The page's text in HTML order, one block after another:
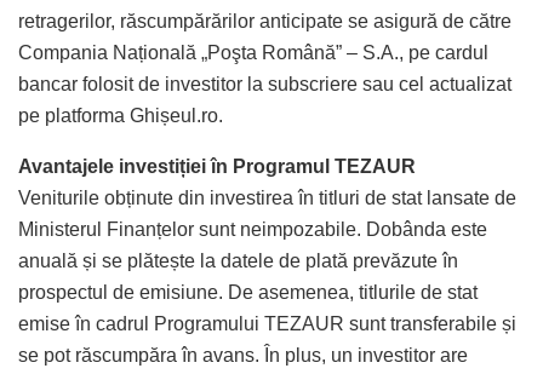
retragerilor, răscumpărărilor anticipate se asigură de către
Compania Națională „Poşta Română” – S.A., pe cardul
bancar folosit de investitor la subscriere sau cel actualizat
pe platforma Ghișeul.ro.
Avantajele investiției în Programul TEZAUR
Veniturile obținute din investirea în titluri de stat lansate de
Ministerul Finanțelor sunt neimpozabile. Dobânda este
anuală și se plătește la datele de plată prevăzute în
prospectul de emisiune. De asemenea, titlurile de stat
emise în cadrul Programului TEZAUR sunt transferabile și
se pot răscumpăra în avans. În plus, un investitor are